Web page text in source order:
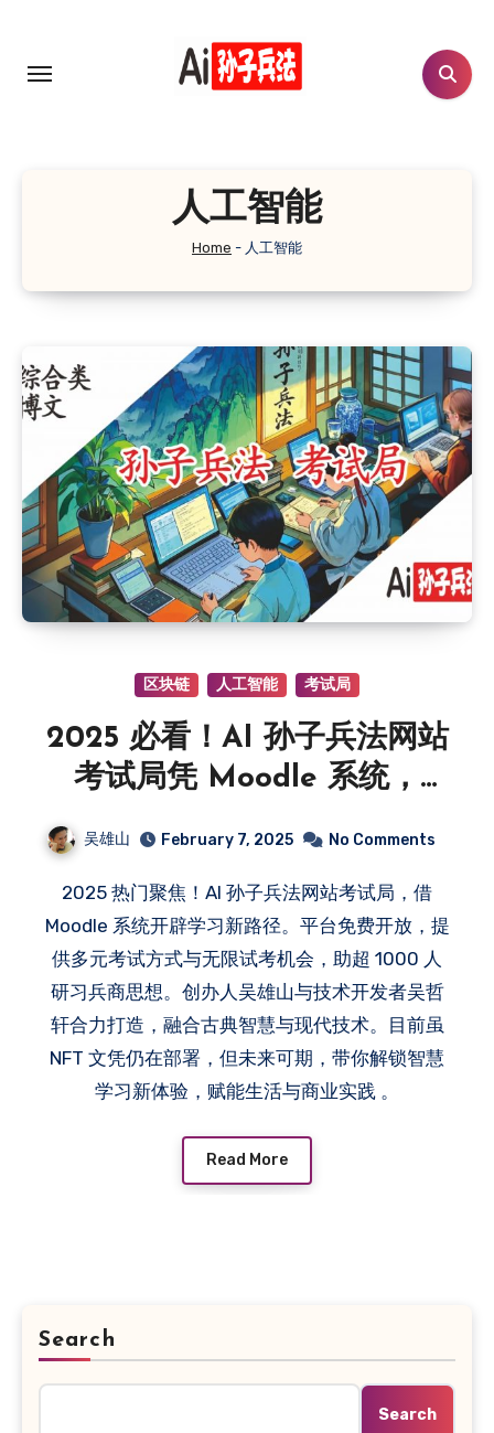
content
人工智能
Home - 人工智能
区块链 人工智能 考试局
2025 必看！AI 孙子兵法网站
考试局凭 Moodle 系统，
1000 + 人畅学，试考不限次
数，即将解锁 NFT 文凭新体
验！
吴雄山 February 7, 2025 No Comments
2025 热门聚焦！AI 孙子兵法网站考试局，借
Moodle 系统开辟学习新路径。平台免费开放，提
供多元考试方式与无限试考机会，助超 1000 人
研习兵商思想。创办人吴雄山与技术开发者吴哲
轩合力打造，融合古典智慧与现代技术。目前虽
NFT 文凭仍在部署，但未来可期，带你解锁智慧
学习新体验，赋能生活与商业实践 。
Read More
Search
Search